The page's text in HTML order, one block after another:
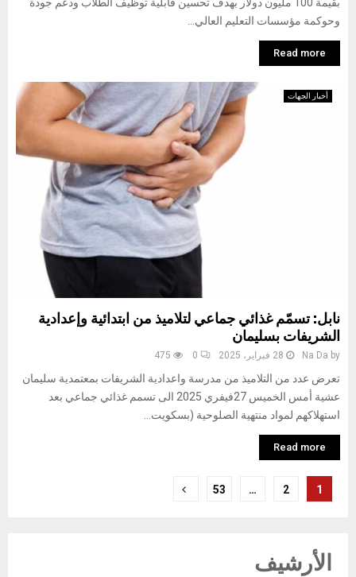
وحوكمة مؤسسات التعليم العالي...
Read more
أخبار الجهات
نابل: تسمّم غذائي جماعي لتلاميذ من ابتدائية وإعدادية
الشريفات بسليمان
by
Na Da 28 فبراير، 2025 0
475
تعرض عدد من التلاميذ من مدرسة واعدادية الشريفات بمعتمدية سليمان
عشية أمس الخميس 27فيفري 2025 الى تسمم غذائي جماعي بعد
استهلاكهم لمواد منتهية الصلوحية (بسكويت...
Read more
تعدد
المقالات
1
2
…
53
الأرشيف